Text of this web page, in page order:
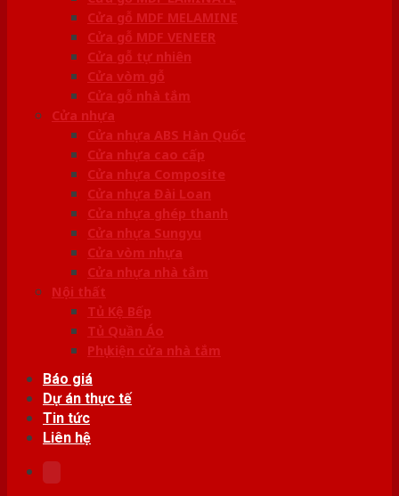
Cửa gỗ MDF MELAMINE
Cửa gỗ MDF VENEER
Cửa gỗ tự nhiên
Cửa vòm gỗ
Cửa gỗ nhà tắm
Cửa nhựa
Cửa nhựa ABS Hàn Quốc
Cửa nhựa cao cấp
Cửa nhựa Composite
Cửa nhựa Đài Loan
Cửa nhựa ghép thanh
Cửa nhựa Sungyu
Cửa vòm nhựa
Cửa nhựa nhà tắm
Nội thất
Tủ Kệ Bếp
Tủ Quần Áo
Phụ kiện cửa nhà tắm
Báo giá
Dự án thực tế
Tin tức
Liên hệ